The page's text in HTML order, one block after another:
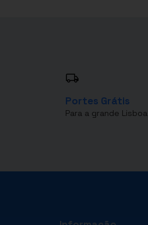
Portes Grátis
Para a grande Lisboa